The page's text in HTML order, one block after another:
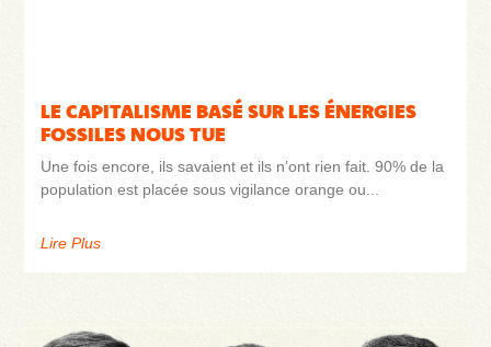
LE CAPITALISME BASÉ SUR LES ÉNERGIES
FOSSILES NOUS TUE
Une fois encore, ils savaient et ils n’ont rien fait. 90% de la
population est placée sous vigilance orange ou
Lire Plus